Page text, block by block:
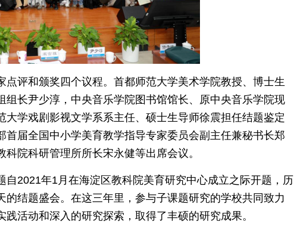
评和颁奖四个议程。首都师范大学美术学院教授、博士生
长尹少淳，中央音乐学院图书馆馆长、原中央音乐学院现
学戏剧影视文学系系主任、硕士生导师徐震担任结题鉴定
届全国中小学美育教学指导专家委员会副主任兼秘书长郑
院科研管理所所长宋永健等出席会议。
自2021年1月在海淀区教科院美育研究中心成立之际开题，历
结题盛会。在这三年里，参与子课题研究的学校共同致力
活动和深入的研究探索，取得了丰硕的研究成果。